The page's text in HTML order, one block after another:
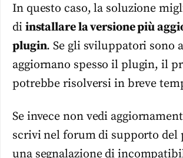
In questo caso, la soluzione
di installare la versione più
plugin. Se gli sviluppatori sono
aggiornano spesso il plugin, il
potrebbe risolversi in breve
Se invece non vedi
scrivi nel forum di supporto del
una segnalazione di